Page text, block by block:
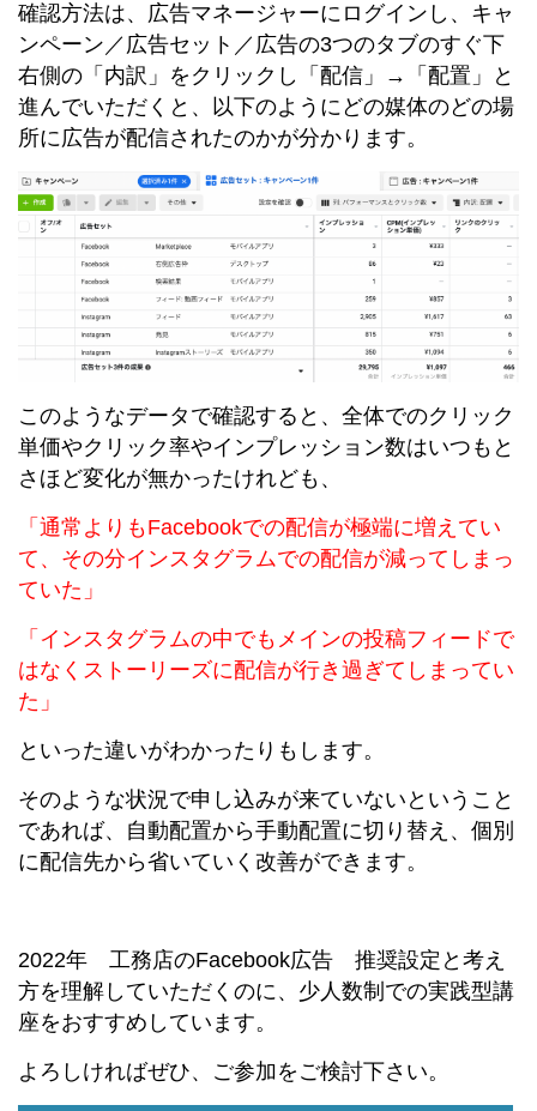
確認方法は、広告マネージャーにログインし、キャ
ンペーン／広告セット／広告の3つのタブのすぐ下
右側の「内訳」をクリックし「配信」→「配置」と
進んでいただくと、以下のようにどの媒体のどの場
所に広告が配信されたのかが分かります。
このようなデータで確認すると、全体でのクリック
単価やクリック率やインプレッション数はいつもと
さほど変化が無かったけれども、
「通常よりもFacebookでの配信が極端に増えてい
て、その分インスタグラムでの配信が減ってしまっ
ていた」
「インスタグラムの中でもメインの投稿フィードで
はなくストーリーズに配信が行き過ぎてしまってい
た」
といった違いがわかったりもします。
そのような状況で申し込みが来ていないということ
であれば、自動配置から手動配置に切り替え、個別
に配信先から省いていく改善ができます。
2022年 工務店のFacebook広告 推奨設定と考え
方を理解していただくのに、少人数制での実践型講
座をおすすめしています。
よろしければぜひ、ご参加をご検討下さい。